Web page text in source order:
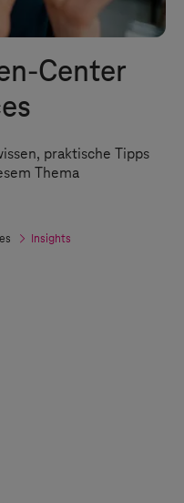
Center
praktische Tipps
Thema
Insights